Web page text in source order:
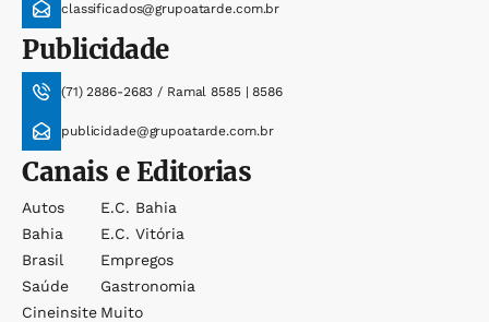
classificados@grupoatarde.com.br
Publicidade
(71) 2886-2683 / Ramal 8585 | 8586
publicidade@grupoatarde.com.br
Canais e Editorias
Autos
Bahia
Brasil
Saúde
Cineinsite
E.c. Bahia
E.c. Vitória
Empregos
Gastronomia
Muito